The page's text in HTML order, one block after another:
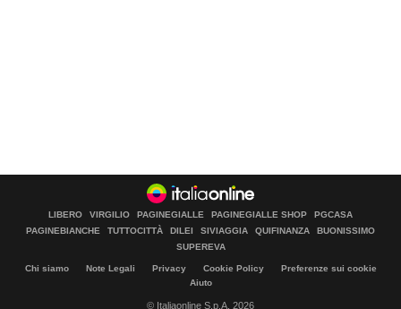
LIBERO VIRGILIO PAGINEGIALLE PAGINEGIALLE SHOP
PGCASA
PAGINEBIANCHE
TUTTOCITTÀ DILEI SIVIAGGIA QUIFINANZA
BUONISSIMO
SUPEREVA
Chi siamo Note Legali Privacy Cookie Policy
Preferenze sui cookie
Aiuto
© Italiaonline S.p.A. 2026